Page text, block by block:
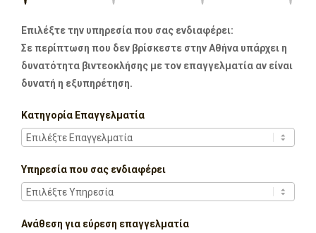
Επιλέξτε την υπηρεσία που σας ενδιαφέρει:
Σε περίπτωση που δεν βρίσκεστε στην Αθήνα υπάρχει η
δυνατότητα βιντεοκλήσης με τον επαγγελματία αν είναι
δυνατή η εξυπηρέτηση.
Κατηγορία Επαγγελματία
Υπηρεσία που σας ενδιαφέρει
Ανάθεση για εύρεση επαγγελματία